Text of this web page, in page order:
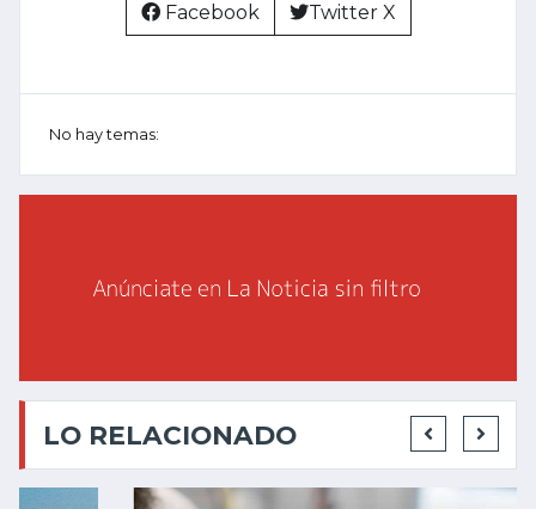
Facebook Twitter X
No hay temas:
LO RELACIONADO